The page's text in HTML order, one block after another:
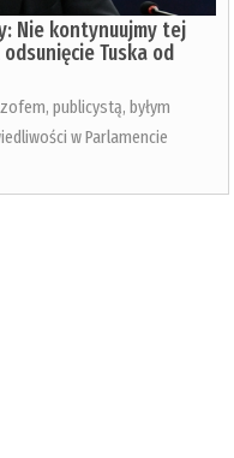
Nie kontynuujmy tej
Tuska od
publicystą, byłym
w Parlamencie